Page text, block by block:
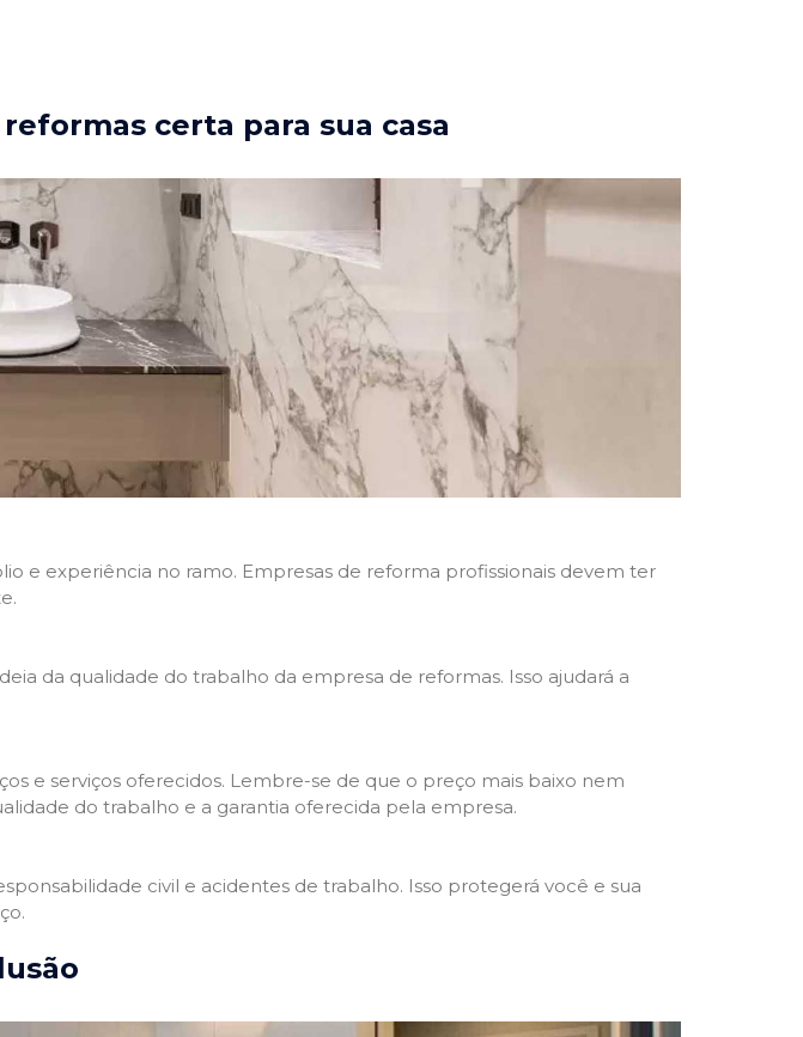
certa para sua casa
e experiência no ramo. Empresas de reforma profissionais devem ter
da qualidade do trabalho da empresa de reformas. Isso ajudará a
e serviços oferecidos. Lembre-se de que o preço mais baixo nem
do trabalho e a garantia oferecida pela empresa.
civil e acidentes de trabalho. Isso protegerá você e sua